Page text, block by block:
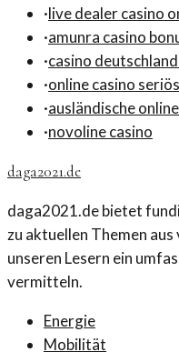
·live dealer casino
·amunra casino
·casino
·online casino seriös
·ausländische
·novoline casino
daga2021.de
daga2021.de bietet
zu aktuellen Themen
unseren Lesern ein
vermitteln.
Energie
Mobilität